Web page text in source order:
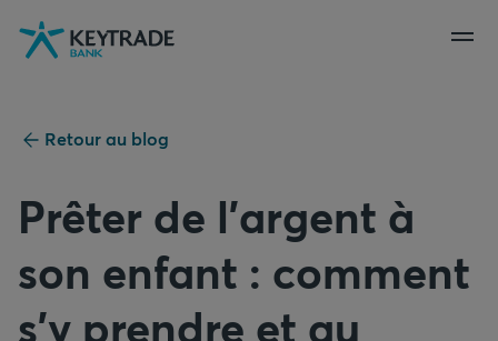
Aller
Aller
Aller
au
Retour au blog
Prêter de l'argent à
son enfant : comment
s'y prendre et au